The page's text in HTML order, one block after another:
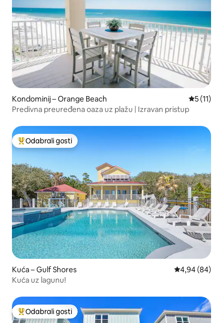
Kondominij – Orange Beach
5 (11)
Predivna preuređena oaza uz plažu | Izravan pristup
Među najviše rangiranima s oznakom „Odabrali gosti”
Odabrali gosti
Kuća – Gulf Shores Prosječna
4,94 (84)
Kuća uz lagunu!
Među najviše rangiranima s oznakom „Odabrali gosti”
Odabrali gosti